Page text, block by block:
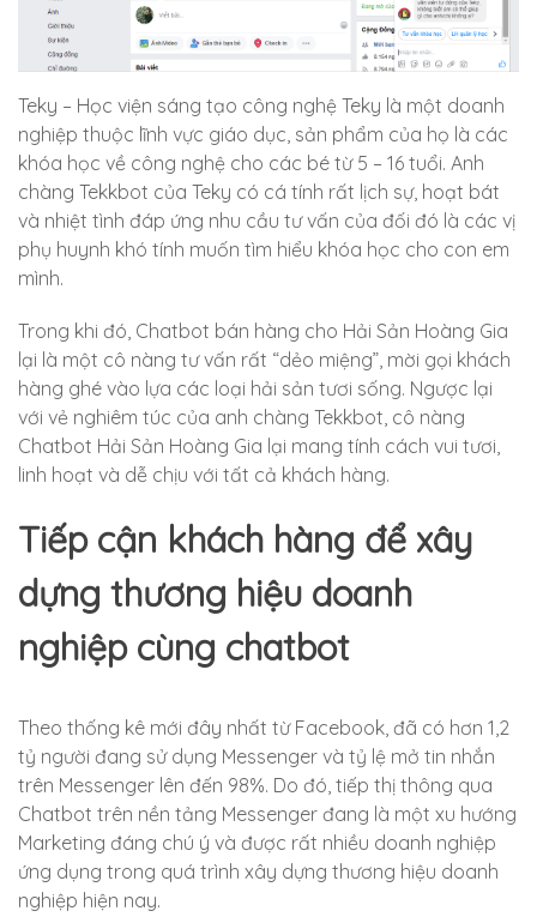
Teky – Học viện sáng tạo công nghệ Teky là một doanh
nghiệp thuộc lĩnh vực giáo dục, sản phẩm của họ là các
khóa học về công nghệ cho các bé từ 5 – 16 tuổi. Anh
chàng Tekkbot của Teky có cá tính rất lịch sự, hoạt bát
và nhiệt tình đáp ứng nhu cầu tư vấn của đối đó là các vị
phụ huynh khó tính muốn tìm hiểu khóa học cho con em
mình.
Trong khi đó, Chatbot bán hàng cho Hải Sản Hoàng Gia
lại là một cô nàng tư vấn rất “dẻo miệng”, mời gọi khách
hàng ghé vào lựa các loại hải sản tươi sống. Ngược lại
với vẻ nghiêm túc của anh chàng Tekkbot, cô nàng
Chatbot Hải Sản Hoàng Gia lại mang tính cách vui tươi,
linh hoạt và dễ chịu với tất cả khách hàng.
Tiếp cận khách hàng để xây
dựng thương hiệu doanh
nghiệp cùng chatbot
Theo thống kê mới đây nhất từ Facebook, đã có hơn 1,2
tỷ người đang sử dụng Messenger và tỷ lệ mở tin nhắn
trên Messenger lên đến 98%. Do đó, tiếp thị thông qua
Chatbot trên nền tảng Messenger đang là một xu hướng
Marketing đáng chú ý và được rất nhiều doanh nghiệp
ứng dụng trong quá trình xây dựng thương hiệu doanh
nghiệp hiện nay.